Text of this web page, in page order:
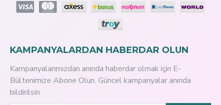
KAMPANYALARDAN HABERDAR OLUN
Kampanyalarımızdan anında haberdar olmak için E-
Bültenimize Abone Olun. Güncel kampanyalar anında
bildirilsin